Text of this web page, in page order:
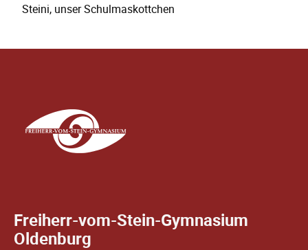
Steini, unser Schulmaskottchen
Freiherr-vom-Stein-Gymnasium
Oldenburg